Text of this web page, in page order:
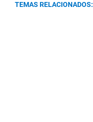
TEMAS RELACIONADOS: